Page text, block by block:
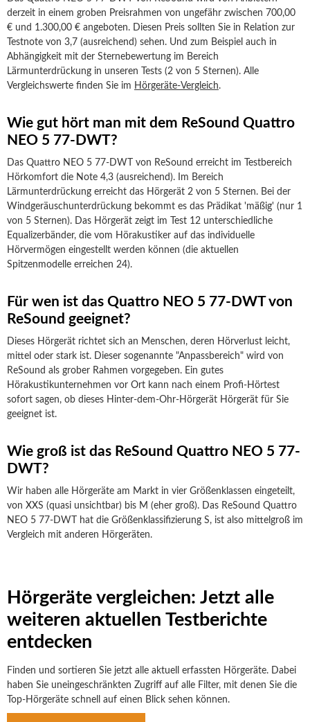
derzeit in einem groben Preisrahmen von ungefähr zwischen 700,00
€ und 1.300,00 € angeboten. Diesen Preis sollten Sie in Relation zur
Testnote von 3,7 (ausreichend) sehen. Und zum Beispiel auch in
Abhängigkeit mit der Sternebewertung im Bereich
Lärmunterdrückung in unseren Tests (2 von 5 Sternen). Alle
Vergleichswerte finden Sie im Hörgeräte-Vergleich.
Wie gut hört man mit dem ReSound Quattro
NEO 5 77-DWT?
Das Quattro NEO 5 77-DWT von ReSound erreicht im Testbereich
Hörkomfort die Note 4,3 (ausreichend). Im Bereich
Lärmunterdrückung erreicht das Hörgerät 2 von 5 Sternen. Bei der
Windgeräuschunterdrückung bekommt es das Prädikat 'mäßig' (nur 1
von 5 Sternen). Das Hörgerät zeigt im Test 12 unterschiedliche
Equalizerbänder, die vom Hörakustiker auf das individuelle
Hörvermögen eingestellt werden können (die aktuellen
Spitzenmodelle erreichen 24).
Für wen ist das Quattro NEO 5 77-DWT von
ReSound geeignet?
Dieses Hörgerät richtet sich an Menschen, deren Hörverlust leicht,
mittel oder stark ist. Dieser sogenannte "Anpassbereich" wird von
ReSound als grober Rahmen vorgegeben. Ein gutes
Hörakustikunternehmen vor Ort kann nach einem Profi-Hörtest
sofort sagen, ob dieses Hinter-dem-Ohr-Hörgerät Hörgerät für Sie
geeignet ist.
Wie groß ist das ReSound Quattro NEO 5 77-
DWT?
Wir haben alle Hörgeräte am Markt in vier Größenklassen eingeteilt,
von XXS (quasi unsichtbar) bis M (eher groß). Das ReSound Quattro
NEO 5 77-DWT hat die Größenklassifizierung S, ist also mittelgroß im
Vergleich mit anderen Hörgeräten.
Hörgeräte vergleichen: Jetzt alle
weiteren aktuellen Testberichte
entdecken
Finden und sortieren Sie jetzt alle aktuell erfassten Hörgeräte. Dabei
haben Sie uneingeschränkten Zugriff auf alle Filter, mit denen Sie die
Top-Hörgeräte schnell auf einen Blick sehen können.